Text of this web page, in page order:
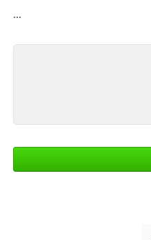
...